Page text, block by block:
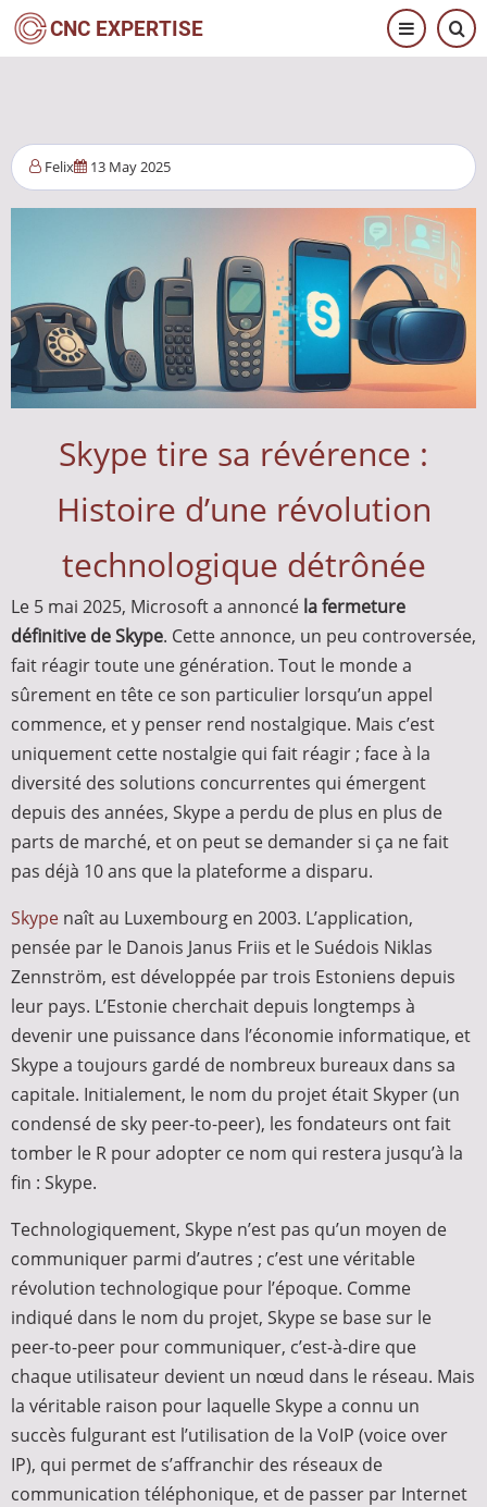
Skip
to
CNC EXPERTISE
Felix 13 May 2025
Skype tire sa révérence :
Histoire d’une révolution
technologique détrônée
Le 5 mai 2025, Microsoft a annoncé la fermeture
définitive de Skype. Cette annonce, un peu controversée,
fait réagir toute une génération. Tout le monde a
sûrement en tête ce son particulier lorsqu’un appel
commence, et y penser rend nostalgique. Mais c’est
uniquement cette nostalgie qui fait réagir ; face à la
diversité des solutions concurrentes qui émergent
depuis des années, Skype a perdu de plus en plus de
parts de marché, et on peut se demander si ça ne fait
pas déjà 10 ans que la plateforme a disparu.
Skype naît au Luxembourg en 2003. L’application,
pensée par le Danois Janus Friis et le Suédois Niklas
Zennström, est développée par trois Estoniens depuis
leur pays. L’Estonie cherchait depuis longtemps à
devenir une puissance dans l’économie informatique, et
Skype a toujours gardé de nombreux bureaux dans sa
capitale. Initialement, le nom du projet était Skyper (un
condensé de sky peer-to-peer), les fondateurs ont fait
tomber le R pour adopter ce nom qui restera jusqu’à la
fin : Skype.
Technologiquement, Skype n’est pas qu’un moyen de
communiquer parmi d’autres ; c’est une véritable
révolution technologique pour l’époque. Comme
indiqué dans le nom du projet, Skype se base sur le
peer-to-peer pour communiquer, c’est-à-dire que
chaque utilisateur devient un nœud dans le réseau. Mais
la véritable raison pour laquelle Skype a connu un
succès fulgurant est l’utilisation de la VoIP (voice over
IP), qui permet de s’affranchir des réseaux de
communication téléphonique, et de passer par Internet